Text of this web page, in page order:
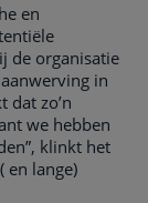
en
de organisatie
in
dat zo’n
we hebben
klinkt het
en lange)